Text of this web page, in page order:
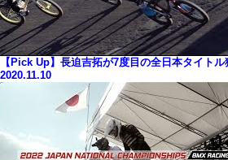
【Pick Up】長迫吉拓が7度目の全日本タイト
2020.11.10